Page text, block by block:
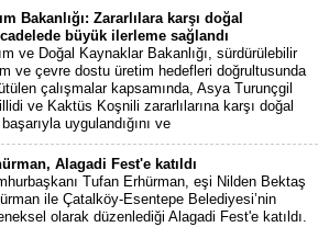
Bakanlığı: Zararlılara karşı doğal
büyük ilerleme sağlandı
ve Doğal Kaynaklar Bakanlığı, sürdürülebilir
ve çevre dostu üretim hedefleri doğrultusunda
çalışmalar kapsamında, Asya Turunçgil
ve Kaktüs Koşnili zararlılarına karşı doğal
uygulandığını ve
Alagadi Fest'e katıldı
Tufan Erhürman, eşi Nilden Bektaş
ile Çatalköy-Esentepe Belediyesi’nin
olarak düzenlediği Alagadi Fest'e katıldı.